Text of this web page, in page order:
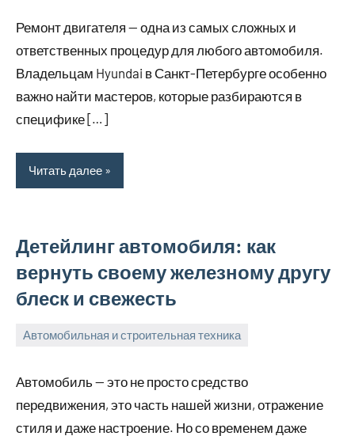
2025
Ремонт двигателя — одна из самых сложных и
ответственных процедур для любого автомобиля.
Владельцам Hyundai в Санкт-Петербурге особенно
важно найти мастеров, которые разбираются в
специфике […]
Читать далее
Детейлинг автомобиля: как
вернуть своему железному другу
блеск и свежесть
Автомобильная и строительная техника
2025
Автомобиль — это не просто средство
передвижения, это часть нашей жизни, отражение
стиля и даже настроение. Но со временем даже